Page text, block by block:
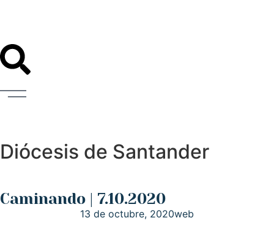
Diócesis de Santander
Caminando | 7.10.2020
13 de octubre, 2020web